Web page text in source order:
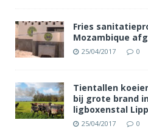
Fries
Mozambique
25/04/2017 0
Tientallen
bij grote brand
ligboxenstal
25/04/2017 0